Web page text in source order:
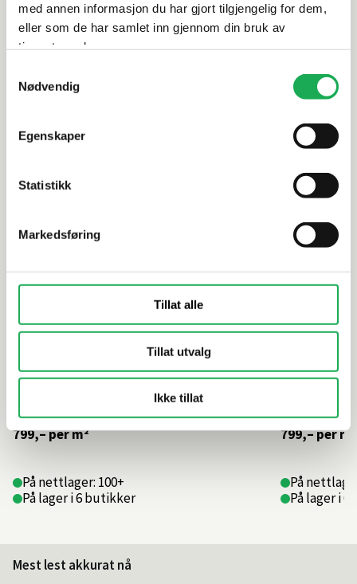
med annen informasjon du har gjort tilgjengelig for dem,
eller som de har samlet inn gjennom din bruk av
tjenestene deres.
Nødvendig
Egenskaper
Statistikk
Markedsføring
Tillat alle
Tillat utvalg
Ikke tillat
Alternative produkter
Gems, Antracite (Matt) 60x60 Flis
799,–per m²
På nettlager: 100+
På lager i 6 butikker
Gems,
799,–per m²
På
På lager i
Mest lest akkurat nå